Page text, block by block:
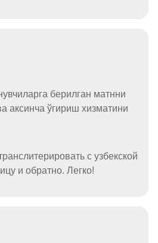
берилган матнни
аксинча ўгириш хизматини
с узбекской
и обратно. Легко!